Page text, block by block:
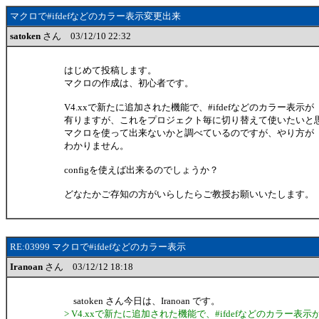
マクロで#ifdefなどのカラー表示変更出来
satoken さん 03/12/10 22:32
はじめて投稿します。
マクロの作成は、初心者です。
V4.xxで新たに追加された機能で、#ifdefなどのカラー表示が
有りますが、これをプロジェクト毎に切り替えて使いたいと
マクロを使って出来ないかと調べているのですが、やり方が
わかりません。
configを使えば出来るのでしょうか？
どなたかご存知の方がいらしたらご教授お願いいたします。
RE:03999 マクロで#ifdefなどのカラー表示
Iranoan さん 03/12/12 18:18
satoken さん今日は、Iranoan です。
> V4.xxで新たに追加された機能で、#ifdefなどのカラー表示